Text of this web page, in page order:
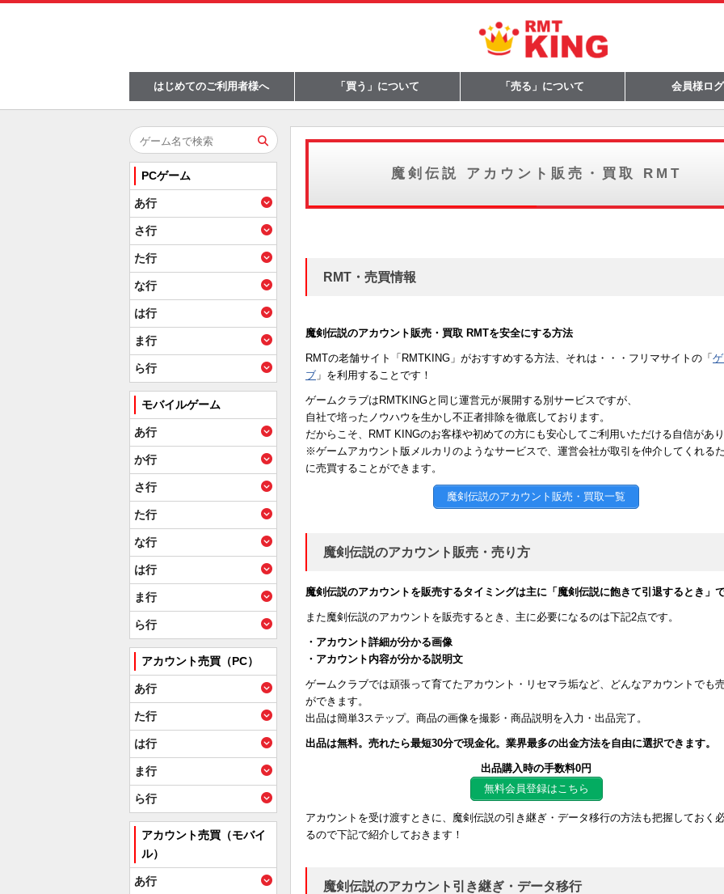
はじめてのご利用者様へ 「買う」について 「売る」について 会員様ロ
魔剣伝説 アカウント販売・買取 RMT
RMT・売買情報
魔剣伝説のアカウント販売・買取 RMTを安全にする方法
RMTの老舗サイト「RMTKING」がおすすめする方法、それは・・・フリマサイトの「
ブ 」を利用することです！
ゲームクラブはRMTKINGと同じ運営元が展開する別サービスですが、
自社で培ったノウハウを生かし不正者排除を徹底しております。
だからこそ、RMT KINGのお客様や初めての方にも安心してご利用いただける自信があ
※ゲームアカウント版メルカリのようなサービスで、運営会社が取引を仲介してくれる
に売買することができます。
魔剣伝説のアカウント販売・買取一覧
魔剣伝説のアカウント販売・売り方
魔剣伝説のアカウントを販売するタイミングは主に「魔剣伝説に飽きて引退するとき」
また魔剣伝説のアカウントを販売するとき、主に必要になるのは下記2点です。
・アカウント詳細が分かる画像
・アカウント内容が分かる説明文
ゲームクラブでは頑張って育てたアカウント・リセマラ垢など、どんなアカウントでも
ができます。
出品は簡単3ステップ。商品の画像を撮影・商品説明を入力・出品完了。
出品は無料。売れたら最短30分で現金化。業界最多の出金方法を自由に選択できます。
出品購入時の手数料0円
無料会員登録はこちら
アカウントを受け渡すときに、魔剣伝説の引き継ぎ・データ移行の方法も把握しておく
るので下記で紹介しておきます！
魔剣伝説のアカウント引き継ぎ・データ移行
PCゲーム
あ行
さ行
た行
な行
は行
ま行
ら行
モバイルゲーム
あ行
か行
さ行
た行
な行
は行
ま行
ら行
アカウント売買（PC）
あ行
た行
は行
ま行
ら行
アカウント売買（モバイ
ル）
あ行